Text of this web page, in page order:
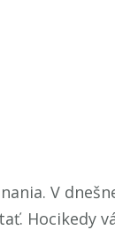
V
Hocikedy